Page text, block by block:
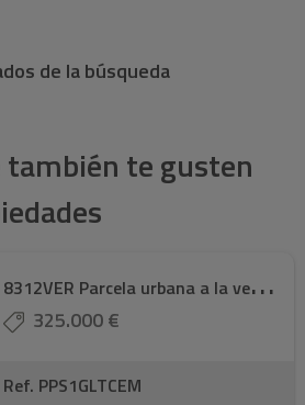
de la búsqueda
también te gusten
8
312VER Parcela urbana a la venta en el Verge ...
325.000 €
Ref. PPS1GLTCEM